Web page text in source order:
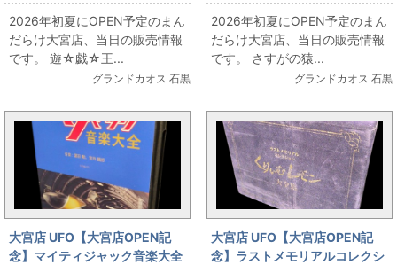
ターズ DVD全巻セット お出しし
ます!!
2026年初夏にOPEN予定のまん
だらけ大宮店、当日の販売情報
です。 遊☆戯☆王...
グランドカオス 石黒
ット(フィギュア付) お出ししま
す!!
2026年初夏にOPEN予定のまん
だらけ大宮店、当日の販売情報
です。 さすがの猿...
グランドカオス 石黒
大宮店 UFO【大宮店OPEN記
念】マイティジャック音楽大全
大宮店 UFO【大宮店OPEN記
念】ラストメモリアルコレクシ